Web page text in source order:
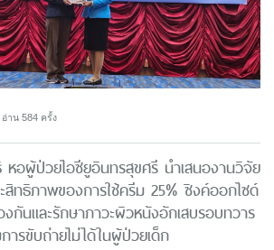
อ่าน 584 ครั้ง
อผู้ป่วยไอซียูอินทรสุขศรี นำเสนองานวิจัย
สิทธิภาพของการใช้ครีม 25% ซิงค์ออกไซด์
กันและรักษาภาวะผิวหนังอักเสบรอบทวาร
รขับถ่ายไม่ได้ในผู้ป่วยเด็ก